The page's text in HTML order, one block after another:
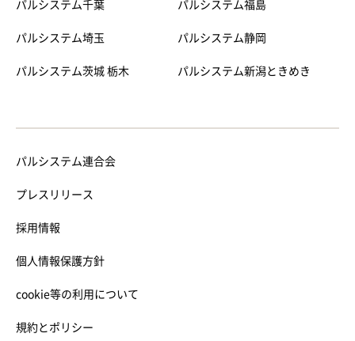
パルシステム千葉
パルシステム埼玉
パルシステム茨城 栃木
パルシステム福島
パルシステム静岡
パルシステム新潟ときめき
パルシステム連合会
プレスリリース
採用情報
個人情報保護方針
cookie等の利用について
規約とポリシー